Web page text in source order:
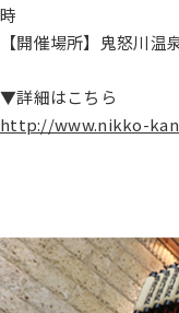
時
【開催場所】鬼怒川温
▼詳細はこちら
http://www.nikko-